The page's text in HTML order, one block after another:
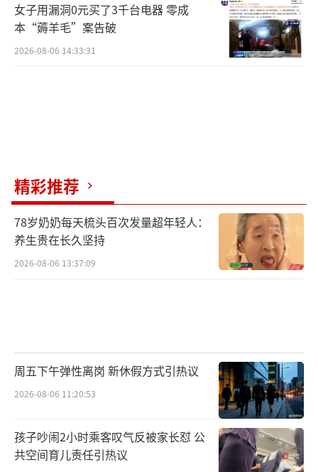
女子用漏洞0元买了3千台电器 零成
本“薅羊毛”案告破
2026-08-06 14:33:31
精彩推荐
78岁奶奶每天梳头百次发量超年轻人：
养生贵在长久坚持
2026-08-06 13:37:09
周五下午弹性离岗 新休假方式引热议
2026-08-06 11:20:53
孩子吵闹2小时乘客叹气反被家长怼 公
共空间育儿责任引热议